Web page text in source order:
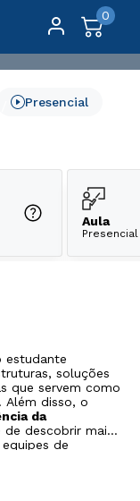
0
Presencial
Aula
Presencial
estudante
soluções
que servem como
Além disso, o
da
descobrir mais
de
processos